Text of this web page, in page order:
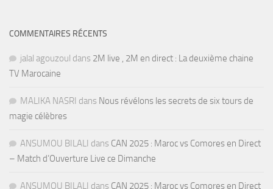
COMMENTAIRES RÉCENTS
jalal agouzoul dans 2M live , 2M en direct : La deuxième chaine
TV Marocaine
MALIKA NASRI dans Nous révélons les secrets de six tours de
magie célèbres
ANSUMOU BILALI dans CAN 2025 : Maroc vs Comores en Direct
– Match d’Ouverture Live ce Dimanche
ANSUMOU BILALI dans CAN 2025 : Maroc vs Comores en Direct